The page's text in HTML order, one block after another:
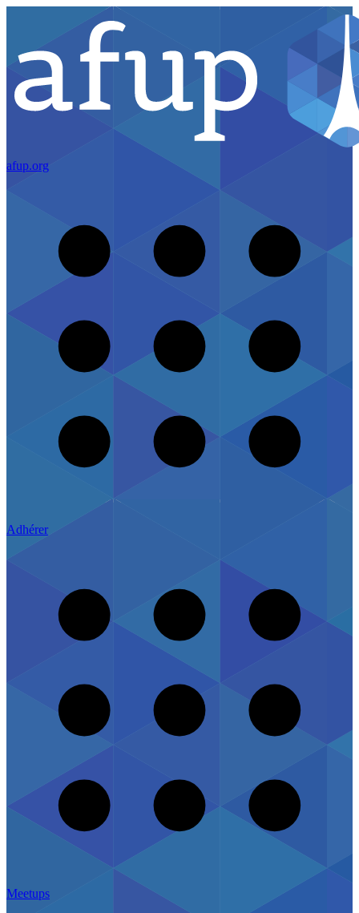
afup.org
Adhérer
Meetups